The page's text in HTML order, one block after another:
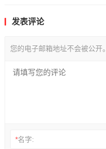
发表评论
您的电子邮箱地址不会被公开。
*名字: